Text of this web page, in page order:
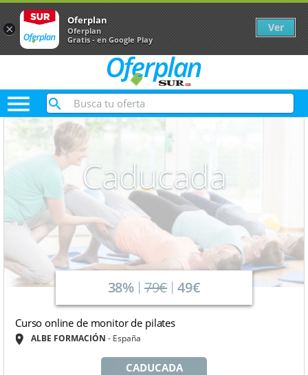

Caducada
38% 79€ 49€
Curso online de monitor de pilates
ALBE FORMACIÓN España
CADUCADA
×
Oferplan
Oferplan
Gratis - en Google Play
Ver